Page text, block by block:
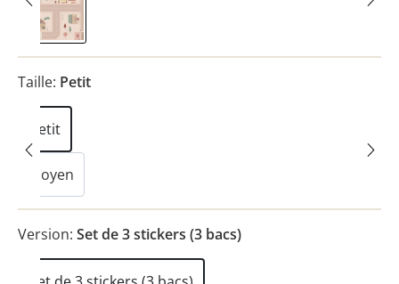
Småstraat rose
Taille: Petit
Petit
Moyen
Version: Set de 3 stickers (3 bacs)